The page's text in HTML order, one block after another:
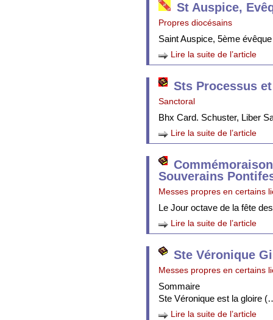
St Auspice,
Propres diocésains
Saint Auspice, 5ème
Lire la suite de l’article
Sts Processus
Sanctoral
Bhx Card. Schuster, Liber
Lire la suite de l’article
Souverains
Messes propres en certains
Le Jour octave de la fête
Lire la suite de l’article
Ste Véronique
Messes propres en certains
Sommaire
Ste Véronique est la gloire
Lire la suite de l’article